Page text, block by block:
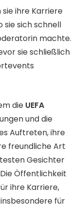
ihre Karriere
sie sich schnell
machte.
sie schließlich
die UEFA
und die
Auftreten, ihre
freundliche Art
Gesichter
Öffentlichkeit
ihre Karriere,
für